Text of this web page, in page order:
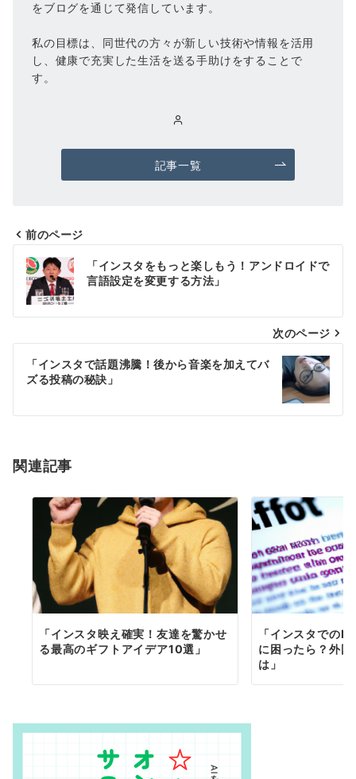
をブログを通じて発信しています。
私の目標は、同世代の方々が新しい技術や情報を活用
し、健康で充実した生活を送る手助けをすることで
す。
記事一覧
投
稿
ナ
ビ
シ
ン
前のページ
「インスタをもっと楽しもう！アンドロイドで
言語設定を変更する方法」
次のページ
「インスタで話題沸騰！後から音楽を加えてバ
ズる投稿の秘訣」
関連記事
「インスタ映え確実！友達を驚かせ
る最高のギフトアイデア10選」
「インスタでの
に困ったら？外
は」